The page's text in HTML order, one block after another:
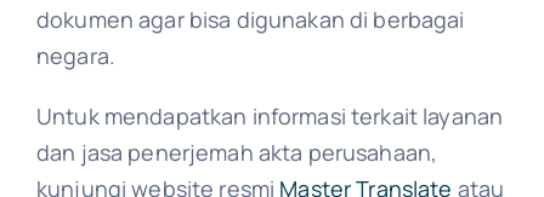
dokumen agar bisa digunakan di berbagai
negara.
Untuk mendapatkan informasi terkait layanan
dan jasa penerjemah akta perusahaan,
kunjungi website resmi Master Translate atau